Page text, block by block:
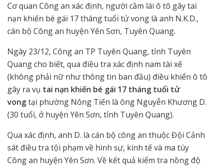
Cơ quan Công an xác định, người cầm lái ô tô gây tai
nạn khiến bé gái 17 tháng tuổi tử vong là anh N.K.D.,
cán bộ Công an huyện Yên Sơn, Tuyên Quang.
Ngày 23/12, Công an TP Tuyên Quang, tỉnh Tuyên
Quang cho biết, qua điều tra xác định nam tài xế
(không phải nữ như thông tin ban đầu) điều khiển ô tô
gây ra vụ tai nạn khiến bé gái 17 tháng tuổi tử
vongtại phường Nông Tiến là ông Nguyễn Khương D.
(30 tuổi, ở huyện Yên Sơn, tỉnh Tuyên Quang).
Qua xác định, anh D. là cán bộ công an thuộc Đội Cảnh
sát điều tra tội phạm về hình sự, kinh tế và ma túy
Công an huyện Yên Sơn. Về kết quả kiểm tra nồng độ